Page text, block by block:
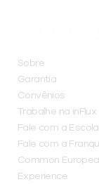
Sobre
Garantia
Convênios
Trabalhe na inFlux
Fale com a Escola
Fale com a
Common
Experience